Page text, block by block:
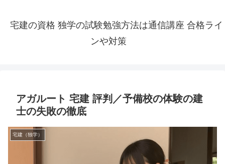
宅建の資格 独学の試験勉強方法は通信講座 合格ライ
ンや対策
アガルート 宅建 評判／予備校の体験の建
士の失敗の徹底
宅建（独学）